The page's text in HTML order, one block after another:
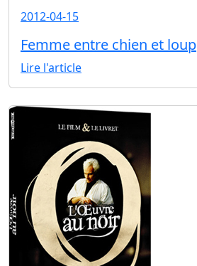
2012-04-15
Femme entre chien et loup
Lire l'article